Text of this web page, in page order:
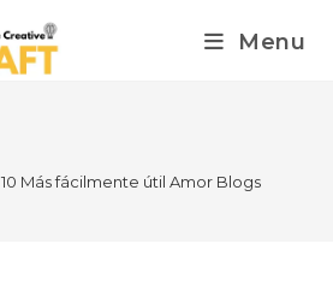
Menu
10 Más fácilmente útil Amor Blogs